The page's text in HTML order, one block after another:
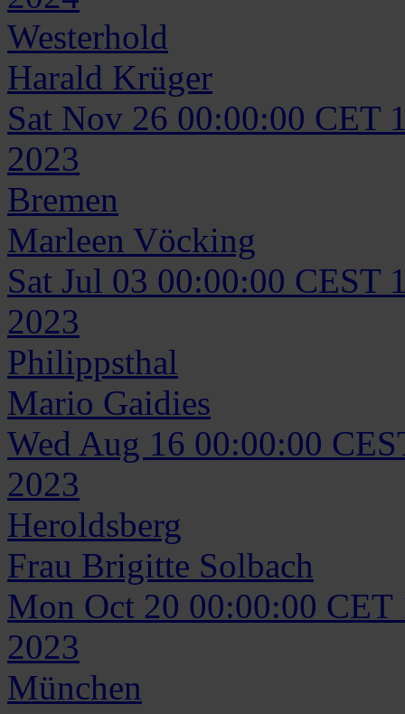
Westerhold
Harald Krüger
Sat Nov 26 00:00:00 CET
2023
Bremen
Marleen Vöcking
Sat Jul 03 00:00:00 CEST
2023
Philippsthal
Mario Gaidies
Wed Aug 16 00:00:00
2023
Heroldsberg
Frau Brigitte Solbach
Mon Oct 20 00:00:00 CET
2023
München